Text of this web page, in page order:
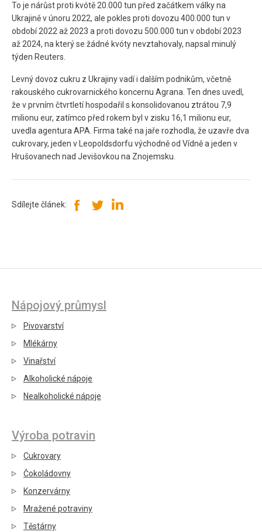
To je nárůst proti kvótě 20.000 tun před začátkem války na
Ukrajině v únoru 2022, ale pokles proti dovozu 400.000 tun v
období 2022 až 2023 a proti dovozu 500.000 tun v období 2023
až 2024, na který se žádné kvóty nevztahovaly, napsal minulý
týden Reuters.
Levný dovoz cukru z Ukrajiny vadí i dalším podnikům, včetně
rakouského cukrovarnického koncernu Agrana. Ten dnes uvedl,
že v prvním čtvrtletí hospodařil s konsolidovanou ztrátou 7,9
milionu eur, zatímco před rokem byl v zisku 16,1 milionu eur,
uvedla agentura APA. Firma také na jaře rozhodla, že uzavře dva
cukrovary, jeden v Leopoldsdorfu východně od Vídně a jeden v
Hrušovanech nad Jevišovkou na Znojemsku.
Sdílejte článek:
Nápojový průmysl
Pivovarství
Mlékárny
Vinařství
Alkoholické nápoje
Nealkoholické nápoje
Výroba potravin
Cukrovary
Čokoládovny
Konzervárny
Mražené potraviny
Těstárny